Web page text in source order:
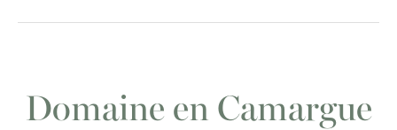
Domaine en Camargue